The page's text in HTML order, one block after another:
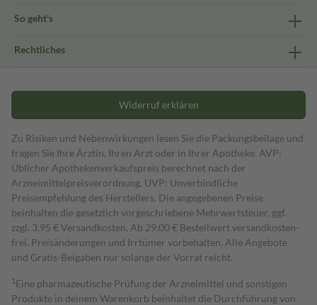
So geht's
Rechtliches
Widerruf erklären
Zu Risiken und Nebenwirkungen lesen Sie die Packungsbeilage und
fragen Sie Ihre Ärztin, Ihren Arzt oder in Ihrer Apotheke. AVP:
Üblicher Apothekenverkaufspreis berechnet nach der
Arzneimittelpreisverordnung. UVP: Unverbindliche
Preisempfehlung des Herstellers. Die angegebenen Preise
beinhalten die gesetzlich vorgeschriebene Mehrwertsteuer, ggf.
zzgl. 3,95 € Versandkosten. Ab 29,00 € Bestell­wert versand­kosten­
frei. Preisänderungen und Irrtümer vorbehalten. Alle Angebote
und Gratis-Beigaben nur solange der Vorrat reicht.
1 Eine pharmazeutische Prüfung der Arzneimittel und sonstigen
Produkte in deinem Warenkorb beinhaltet die Durchführung von